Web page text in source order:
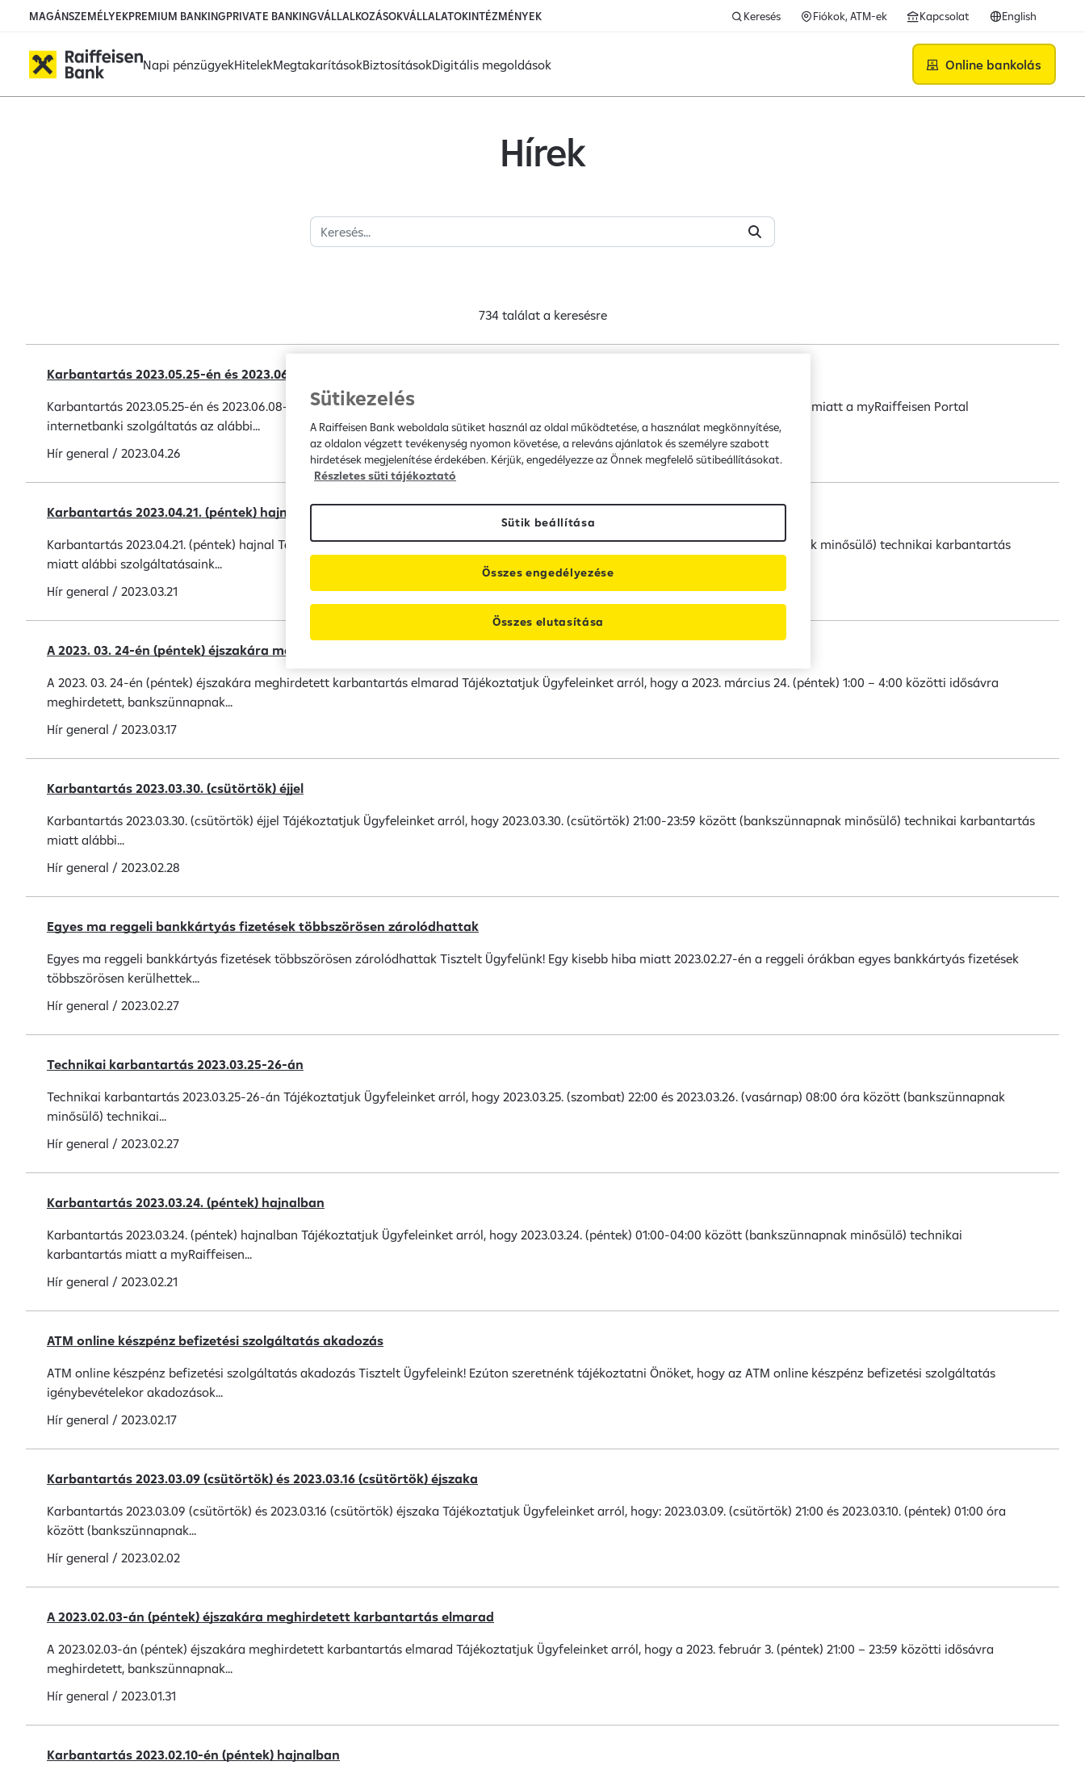
Ugrás a fő tartalomhoz
MAGÁNSZEMÉLYEKPREMIUM BANKINGPRIVATE BANKINGVÁLLALKOZÁSOKVÁLLALATOKINTÉZMÉNYEK Keresés Fiókok, ATM-ek Kapcsolat English
Napi pénzügyekHitelekMegtakarításokBiztosításokDigitális megoldások Online bankolás
Hírek
734 találat a keresésre
Karbantartás 2023.05.25-én és 2023.06.08-án éjjel
Karbantartás 2023.05.25-én és 2023.06.08-án éjjel Tájékoztatjuk Ügyfeleinket, hogy bankszünnapnak minősülő technikai karbantartás miatt a myRaiffeisen Portal
internetbanki szolgáltatás az alábbi...
Hír general / 2023.04.26
Karbantartás 2023.04.21. (péntek) hajnal
Karbantartás 2023.04.21. (péntek) hajnal Tájékoztatjuk Ügyfeleinket arról, hogy 2023.04.21. (péntek) 0:00-06:00 között (bankszünnapnak minősülő) technikai karbantartás
miatt alábbi szolgáltatásaink...
Hír general / 2023.03.21
A 2023. 03. 24-én (péntek) éjszakára meghirdetett karbantartás elmarad
A 2023. 03. 24-én (péntek) éjszakára meghirdetett karbantartás elmarad Tájékoztatjuk Ügyfeleinket arról, hogy a 2023. március 24. (péntek) 1:00 – 4:00 közötti idősávra
meghirdetett, bankszünnapnak...
Hír general / 2023.03.17
Karbantartás 2023.03.30. (csütörtök) éjjel
Karbantartás 2023.03.30. (csütörtök) éjjel Tájékoztatjuk Ügyfeleinket arról, hogy 2023.03.30. (csütörtök) 21:00-23:59 között (bankszünnapnak minősülő) technikai karbantartás
miatt alábbi...
Hír general / 2023.02.28
Egyes ma reggeli bankkártyás fizetések többszörösen zárolódhattak
Egyes ma reggeli bankkártyás fizetések többszörösen zárolódhattak Tisztelt Ügyfelünk! Egy kisebb hiba miatt 2023.02.27-én a reggeli órákban egyes bankkártyás fizetések
többszörösen kerülhettek...
Hír general / 2023.02.27
Technikai karbantartás 2023.03.25-26-án
Technikai karbantartás 2023.03.25-26-án Tájékoztatjuk Ügyfeleinket arról, hogy 2023.03.25. (szombat) 22:00 és 2023.03.26. (vasárnap) 08:00 óra között (bankszünnapnak
minősülő) technikai...
Hír general / 2023.02.27
Karbantartás 2023.03.24. (péntek) hajnalban
Karbantartás 2023.03.24. (péntek) hajnalban Tájékoztatjuk Ügyfeleinket arról, hogy 2023.03.24. (péntek) 01:00-04:00 között (bankszünnapnak minősülő) technikai
karbantartás miatt a myRaiffeisen...
Hír general / 2023.02.21
ATM online készpénz befizetési szolgáltatás akadozás
ATM online készpénz befizetési szolgáltatás akadozás Tisztelt Ügyfeleink! Ezúton szeretnénk tájékoztatni Önöket, hogy az ATM online készpénz befizetési szolgáltatás
igénybevételekor akadozások...
Hír general / 2023.02.17
Karbantartás 2023.03.09 (csütörtök) és 2023.03.16 (csütörtök) éjszaka
Karbantartás 2023.03.09 (csütörtök) és 2023.03.16 (csütörtök) éjszaka Tájékoztatjuk Ügyfeleinket arról, hogy: 2023.03.09. (csütörtök) 21:00 és 2023.03.10. (péntek) 01:00 óra
között (bankszünnapnak...
Hír general / 2023.02.02
A 2023.02.03-án (péntek) éjszakára meghirdetett karbantartás elmarad
A 2023.02.03-án (péntek) éjszakára meghirdetett karbantartás elmarad Tájékoztatjuk Ügyfeleinket arról, hogy a 2023. február 3. (péntek) 21:00 – 23:59 közötti idősávra
meghirdetett, bankszünnapnak...
Hír general / 2023.01.31
Karbantartás 2023.02.10-én (péntek) hajnalban
Sütikezelés
A Raiffeisen Bank weboldala sütiket használ az oldal működtetése, a használat megkönnyítése,
az oldalon végzett tevékenység nyomon követése, a releváns ajánlatok és személyre szabott
hirdetések megjelenítése érdekében. Kérjük, engedélyezze az Önnek megfelelő sütibeállításokat.
Részletes süti tájékoztató
Sütik beállítása
Összes elutasítása
Összes engedélyezése